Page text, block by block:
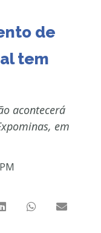
de
tem
acontecerá
em